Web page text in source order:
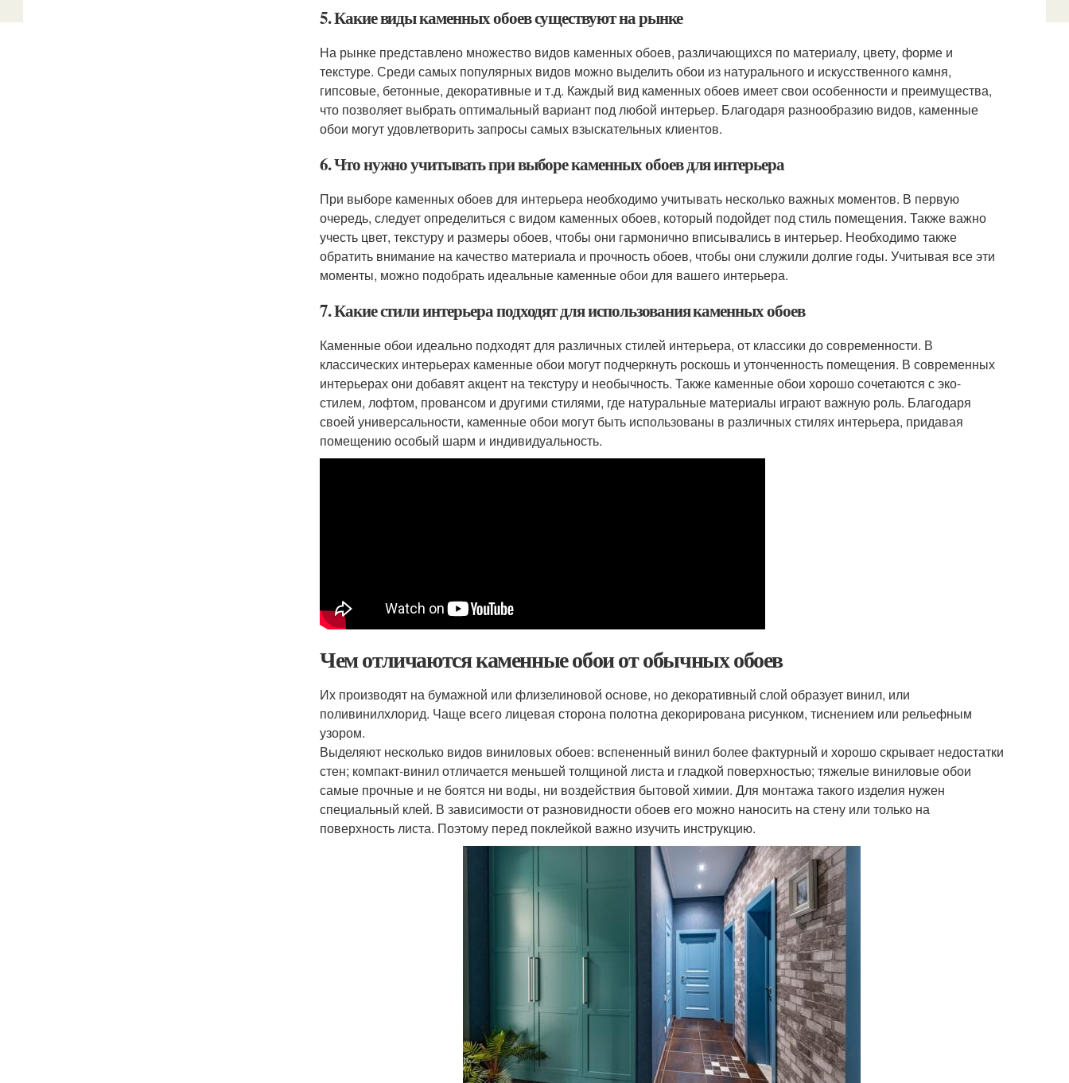
5. Какие виды каменных обоев существуют на рынке
На рынке представлено множество видов каменных обоев, различающихся по материалу, цвету, форме и
текстуре. Среди самых популярных видов можно выделить обои из натурального и искусственного камня,
гипсовые, бетонные, декоративные и т.д. Каждый вид каменных обоев имеет свои особенности и преимущества,
что позволяет выбрать оптимальный вариант под любой интерьер. Благодаря разнообразию видов, каменные
обои могут удовлетворить запросы самых взыскательных клиентов.
6. Что нужно учитывать при выборе каменных обоев для интерьера
При выборе каменных обоев для интерьера необходимо учитывать несколько важных моментов. В первую
очередь, следует определиться с видом каменных обоев, который подойдет под стиль помещения. Также важно
учесть цвет, текстуру и размеры обоев, чтобы они гармонично вписывались в интерьер. Необходимо также
обратить внимание на качество материала и прочность обоев, чтобы они служили долгие годы. Учитывая все эти
моменты, можно подобрать идеальные каменные обои для вашего интерьера.
7. Какие стили интерьера подходят для использования каменных обоев
Каменные обои идеально подходят для различных стилей интерьера, от классики до современности. В
классических интерьерах каменные обои могут подчеркнуть роскошь и утонченность помещения. В современных
интерьерах они добавят акцент на текстуру и необычность. Также каменные обои хорошо сочетаются с эко-
стилем, лофтом, провансом и другими стилями, где натуральные материалы играют важную роль. Благодаря
своей универсальности, каменные обои могут быть использованы в различных стилях интерьера, придавая
помещению особый шарм и индивидуальность.
Чем отличаются каменные обои от обычных обоев
Их производят на бумажной или флизелиновой основе, но декоративный слой образует винил, или
поливинилхлорид. Чаще всего лицевая сторона полотна декорирована рисунком, тиснением или рельефным
узором.
Выделяют несколько видов виниловых обоев: вспененный винил более фактурный и хорошо скрывает недостатки
стен; компакт-винил отличается меньшей толщиной листа и гладкой поверхностью; тяжелые виниловые обои
самые прочные и не боятся ни воды, ни воздействия бытовой химии. Для монтажа такого изделия нужен
специальный клей. В зависимости от разновидности обоев его можно наносить на стену или только на
поверхность листа. Поэтому перед поклейкой важно изучить инструкцию.